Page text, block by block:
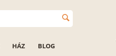
HÁZ BLOG